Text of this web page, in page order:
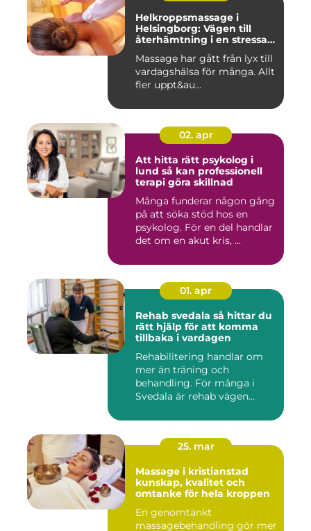
Helkroppsmassage i
Helsingborg: Vägen till
återhämtning i en stressad
Massage har gått från lyx till
vardagshälsa för många. Allt
fler uppt&au...
02. apr
Att hitta rätt psykolog i
lund så kan professionell
terapi göra skillnad
Många funderar någon gång
på att söka stöd hos en
psykolog. För en del handlar
det om en akut kris, ...
01. apr
Rehab svedala så hittar du
rätt hjälp för att komma
tillbaka i vardagen
Rehabilitering handlar om
mer än träning och
behandling. För många i
Svedala är rehab vägen
25. mar
Massage i kristianstad
kunskap, kvalitet och
omtanke för hela kroppen
En genomtänkt
massagebehandling gör mer